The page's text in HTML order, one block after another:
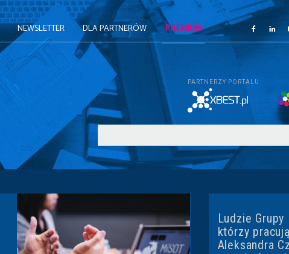
NEWSLETTER DLA PARTNERÓW PREMIUM
PARTNERZY PORTALU
Ludzie
którzy
Aleksandra